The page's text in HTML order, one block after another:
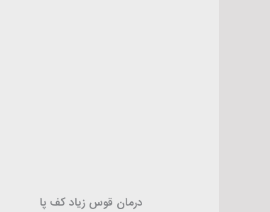
درمان قوس زیاد کف پا